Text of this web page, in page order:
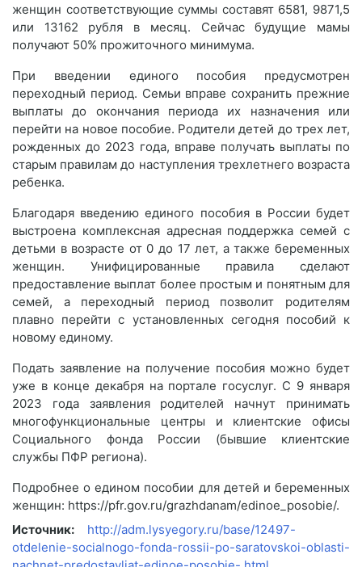
женщин соответствующие суммы составят 6581, 9871,5
или 13162 рубля в месяц. Сейчас будущие мамы
получают 50% прожиточного минимума.
При введении единого пособия предусмотрен
переходный период. Семьи вправе сохранить прежние
выплаты до окончания периода их назначения или
перейти на новое пособие. Родители детей до трех лет,
рожденных до 2023 года, вправе получать выплаты по
старым правилам до наступления трехлетнего возраста
ребенка.
Благодаря введению единого пособия в России будет
выстроена комплексная адресная поддержка семей с
детьми в возрасте от 0 до 17 лет, а также беременных
женщин. Унифицированные правила сделают
предоставление выплат более простым и понятным для
семей, а переходный период позволит родителям
плавно перейти с установленных сегодня пособий к
новому единому.
Подать заявление на получение пособия можно будет
уже в конце декабря на портале госуслуг. С 9 января
2023 года заявления родителей начнут принимать
многофункциональные центры и клиентские офисы
Социального фонда России (бывшие клиентские
службы ПФР региона).
Подробнее о едином пособии для детей и беременных
женщин: https://pfr.gov.ru/grazhdanam/edinoe_posobie/.
Источник:
http://adm.lysyegory.ru/base/12497-
otdelenie-socialnogo-fonda-rossii-po-saratovskoi-oblasti-